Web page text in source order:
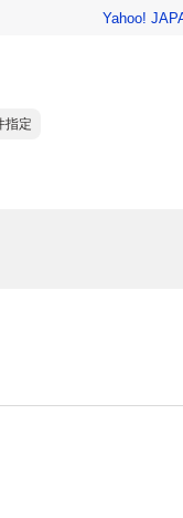
Yahoo!
指定